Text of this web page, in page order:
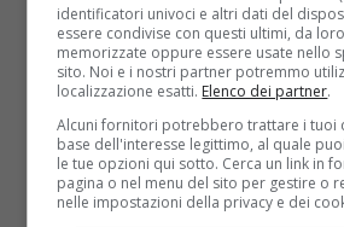
identificatori univoci e altri dati del
essere condivise con questi ultimi, da
memorizzate oppure essere usate nello
sito. Noi e i nostri partner potremmo
localizzazione esatti. Elenco dei partner.
Alcuni fornitori potrebbero trattare i tuoi
base dell'interesse legittimo, al quale
le tue opzioni qui sotto. Cerca un link in
pagina o nel menu del sito per gestire o
nelle impostazioni della privacy e dei